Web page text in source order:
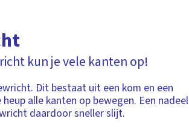
kun je vele kanten op!
Dit bestaat uit een kom en een
alle kanten op bewegen. Een nadeel
daardoor sneller slijt.